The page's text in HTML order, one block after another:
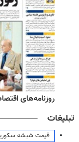
روزنامه‌های اقتصادی
تبلیغات
قیمت شیشه